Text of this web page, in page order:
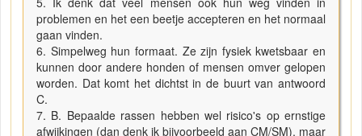
problemen en het een beetje accepteren en het normaal
gaan vinden.
6. Simpelweg hun formaat. Ze zijn fysiek kwetsbaar en
kunnen door andere honden of mensen omver gelopen
worden. Dat komt het dichtst in de buurt van antwoord
C.
7. B. Bepaalde rassen hebben wel risico's op ernstige
afwijkingen (dan denk ik bijvoorbeeld aan CM/SM), maar